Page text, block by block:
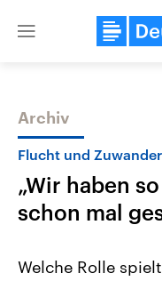
Close
Themen
Archiv
Flucht und
„Wir haben
schon mal
Welche Rolle